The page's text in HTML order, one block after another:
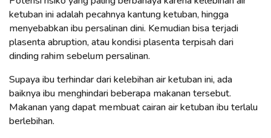
ketuban ini adalah pecahnya kantung ketuban, hingga
menyebabkan ibu persalinan dini. Kemudian bisa terjadi
plasenta abruption, atau kondisi plasenta terpisah dari
dinding rahim sebelum persalinan.
Supaya ibu terhindar dari kelebihan air ketuban ini, ada
baiknya ibu menghindari beberapa makanan tersebut.
Makanan yang dapat membuat cairan air ketuban ibu terlalu
berlebihan.